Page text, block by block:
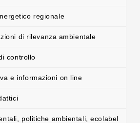
regionale
di rilevanza ambientale
controllo
e informazioni on line
politiche ambientali, ecolabel